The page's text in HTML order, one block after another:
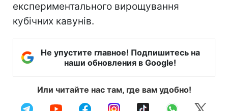
експериментального вирощування
кубічних кавунів.
Не упустите главное! Подпишитесь на
наши обновления в Google!
Или читайте нас там, где вам удобно!